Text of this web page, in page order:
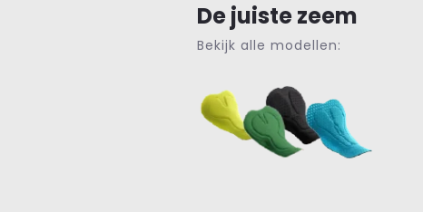
De juiste zeem
Bekijk alle modellen: